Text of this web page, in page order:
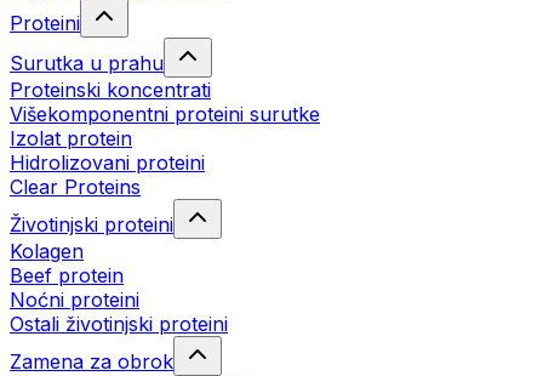
Proteini
Surutka u prahu
Proteinski koncentrati
Višekomponentni proteini surutke
Izolat protein
Hidrolizovani proteini
Clear Proteins
Životinjski proteini
Kolagen
Beef protein
Noćni proteini
Ostali životinjski proteini
Zamena za obrok